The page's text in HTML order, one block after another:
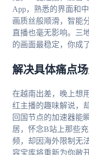
App，熟悉的界面和
画质丝般顺滑，智能
直播也毫无影响。三
的画面最稳定，你成
解决具体痛点
在越南出差，晚上想
红主播的趣味解说，
回国节点的加速器能
居，怀念B站上那些
频，却因海外限制无
容宝库将重新为你敞